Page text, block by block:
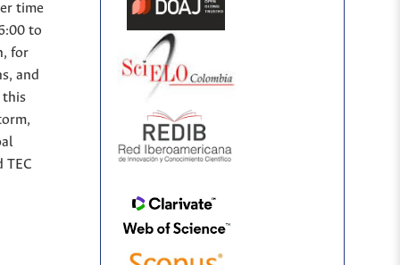
time
to
for
and
this
TEC